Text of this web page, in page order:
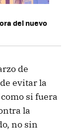
del nuevo
de
de evitar la
si fuera
la
no sin